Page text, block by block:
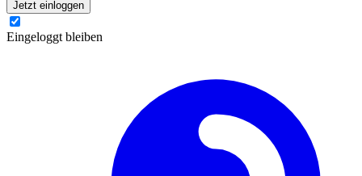
Jetzt einloggen
Eingeloggt bleiben